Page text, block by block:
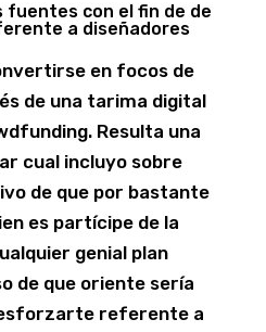
fuentes con el fin de de
a diseñadores
en focos de
de una tarima digital
Resulta una
cual incluyo sobre
de que por bastante
es partícipe de la
genial plan
de que oriente serí­a
referente a